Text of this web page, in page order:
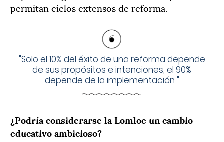
permitan ciclos extensos de reforma.
"Solo el 10% del éxito de una reforma depende
de sus propósitos e intenciones, el 90%
depende de la implementación "
¿Podría considerarse la Lomloe un cambio
educativo ambicioso?